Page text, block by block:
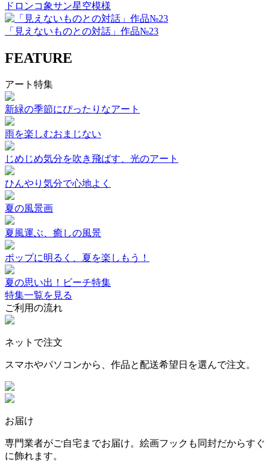
ドロンコ象サン星空模様
「見えないものとの対話」作品№23
FEATURE
アート特集
新緑の季節にぴったりなアート
雨を楽しむおまじない
じめじめ気分を吹き飛ばす、光のアート
ひんやり気分で心地よく
夏の風景画
夏風運ぶ、癒しの風景
ポップに明るく、夏を楽しもう！
夏の思い出！ビーチ特集
特集一覧を見る
ご利用の流れ
ネットで注文
スマホやパソコンから、作品と配送希望日を選んで注文。
お届け
専門業者がご自宅までお届け。絵画フックも同封だからすぐ
に飾れます。